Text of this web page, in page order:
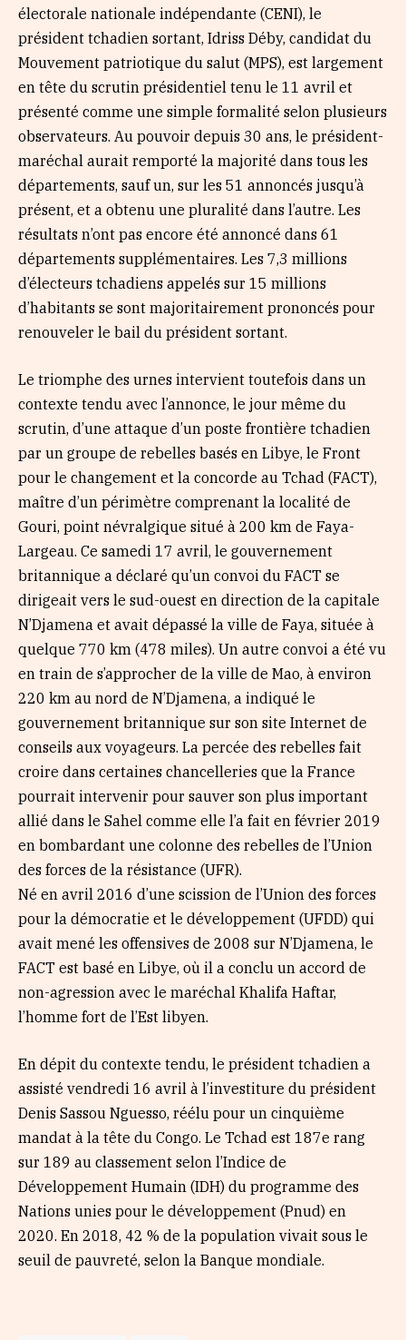
électorale nationale indépendante (CENI), le
président tchadien sortant, Idriss Déby, candidat du
Mouvement patriotique du salut (MPS), est largement
en tête du scrutin présidentiel tenu le 11 avril et
présenté comme une simple formalité selon plusieurs
observateurs. Au pouvoir depuis 30 ans, le président-
maréchal aurait remporté la majorité dans tous les
départements, sauf un, sur les 51 annoncés jusqu’à
présent, et a obtenu une pluralité dans l’autre. Les
résultats n’ont pas encore été annoncé dans 61
départements supplémentaires. Les 7,3 millions
d’électeurs tchadiens appelés sur 15 millions
d’habitants se sont majoritairement prononcés pour
renouveler le bail du président sortant.
Le triomphe des urnes intervient toutefois dans un
contexte tendu avec l’annonce, le jour même du
scrutin, d’une attaque d’un poste frontière tchadien
par un groupe de rebelles basés en Libye, le Front
pour le changement et la concorde au Tchad (FACT),
maître d’un périmètre comprenant la localité de
Gouri, point névralgique situé à 200 km de Faya-
Largeau. Ce samedi 17 avril, le gouvernement
britannique a déclaré qu’un convoi du FACT se
dirigeait vers le sud-ouest en direction de la capitale
N’Djamena et avait dépassé la ville de Faya, située à
quelque 770 km (478 miles). Un autre convoi a été vu
en train de s’approcher de la ville de Mao, à environ
220 km au nord de N’Djamena, a indiqué le
gouvernement britannique sur son site Internet de
conseils aux voyageurs. La percée des rebelles fait
croire dans certaines chancelleries que la France
pourrait intervenir pour sauver son plus important
allié dans le Sahel comme elle l’a fait en février 2019
en bombardant une colonne des rebelles de l’Union
des forces de la résistance (UFR).
Né en avril 2016 d’une scission de l’Union des forces
pour la démocratie et le développement (UFDD) qui
avait mené les offensives de 2008 sur N’Djamena, le
FACT est basé en Libye, où il a conclu un accord de
non-agression avec le maréchal Khalifa Haftar,
l’homme fort de l’Est libyen.
En dépit du contexte tendu, le président tchadien a
assisté vendredi 16 avril à l’investiture du président
Denis Sassou Nguesso, réélu pour un cinquième
mandat à la tête du Congo. Le Tchad est 187e rang
sur 189 au classement selon l’Indice de
Développement Humain (IDH) du programme des
Nations unies pour le développement (Pnud) en
2020. En 2018, 42 % de la population vivait sous le
seuil de pauvreté, selon la Banque mondiale.